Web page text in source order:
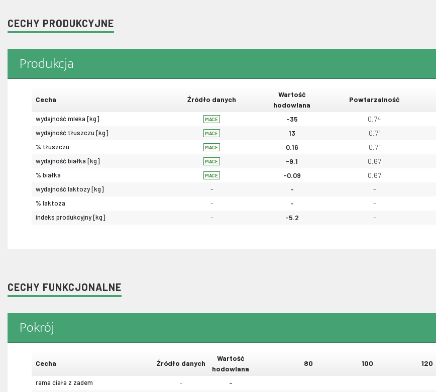
CECHY PRODUKCYJNE
Produkcja
Cecha Źródło danych
Wartość
hodowlana
Powtarzalność
wydajność mleka [kg] MACE -35 0.74
wydajność tłuszczu [kg] MACE 13 0.71
% tłuszczu MACE 0.16 0.71
wydajność białka [kg] MACE -9.1 0.67
% białka MACE -0.09 0.67
wydajność laktozy [kg] - - -
% laktoza - - -
indeks produkcyjny [kg] - -5.2 -
CECHY FUNKCJONALNE
Pokrój
Cecha Źródło danych
Wartość
hodowlana
80 100 120
rama ciała z zadem - -